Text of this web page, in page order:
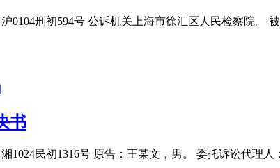
0104刑初594号 公诉机关上海市徐汇区人民检察院
书
1024民初1316号 原告：王某文，男。 委托诉讼代理